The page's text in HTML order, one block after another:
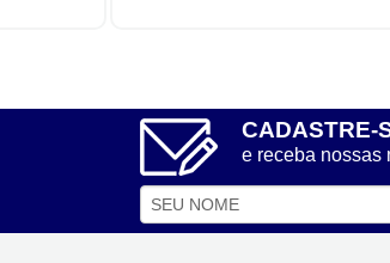
CADASTRE-
e receba nossas